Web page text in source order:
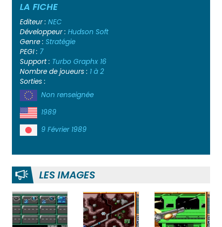
LA FICHE
Editeur : NEC
Développeur : Hudson Soft
Genre : Stratégie
PEGI : 7
Support : Turbo Graphx 16
Nombre de joueurs : 1 à 2
Sorties :
Non renseignée
1989
9 Février 1989
LES IMAGES